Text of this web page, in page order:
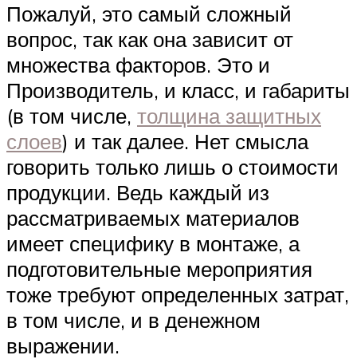
Пожалуй, это самый сложный
вопрос, так как она зависит от
множества факторов. Это и
Производитель, и класс, и габариты
(в том числе, толщина защитных
слоев) и так далее. Нет смысла
говорить только лишь о стоимости
продукции. Ведь каждый из
рассматриваемых материалов
имеет специфику в монтаже, а
подготовительные мероприятия
тоже требуют определенных затрат,
в том числе, и в денежном
выражении.